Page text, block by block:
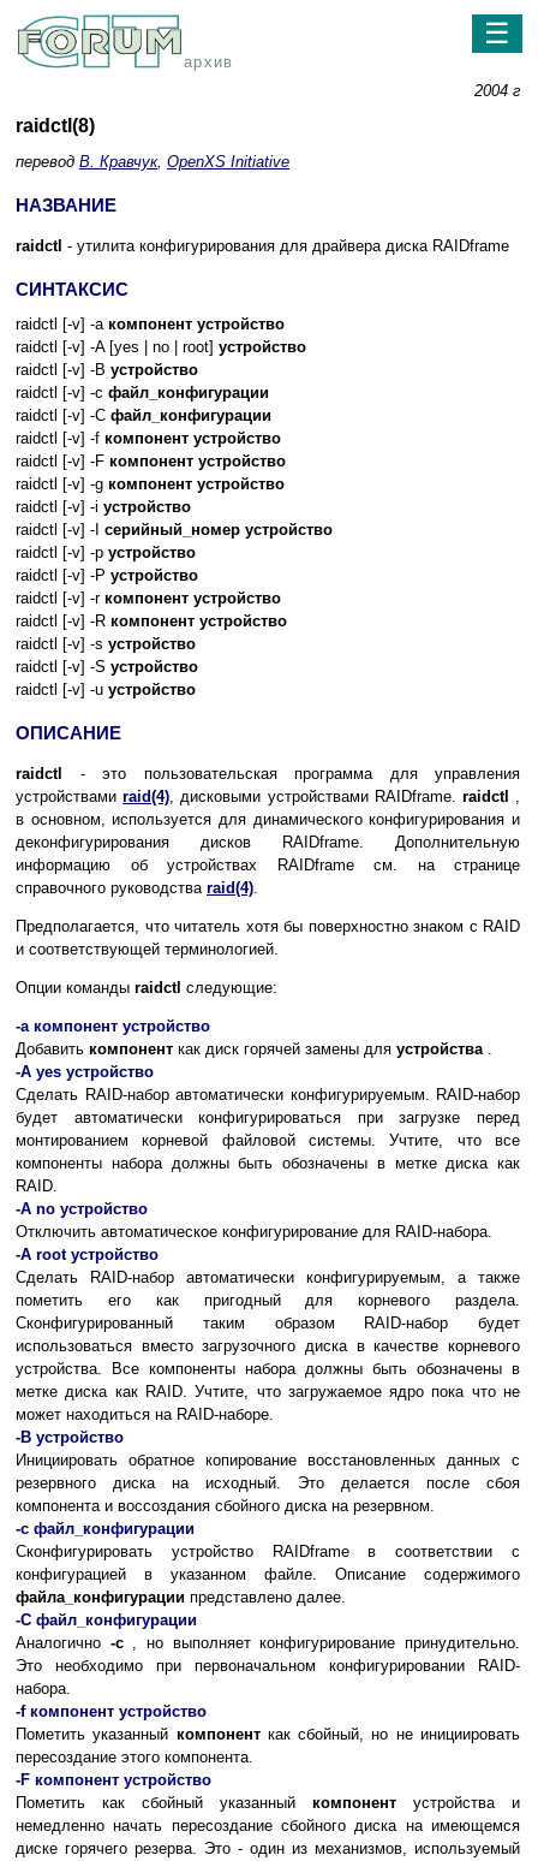
архив
☰
2004 г
raidctl(8)
перевод В. Кравчук, OpenXS Initiative
НАЗВАНИЕ
raidctl - утилита конфигурирования для драйвера диска RAIDframe
СИНТАКСИС
raidctl [-v] -a компонент устройство
raidctl [-v] -A [yes | no | root] устройство
raidctl [-v] -B устройство
raidctl [-v] -c файл_конфигурации
raidctl [-v] -C файл_конфигурации
raidctl [-v] -f компонент устройство
raidctl [-v] -F компонент устройство
raidctl [-v] -g компонент устройство
raidctl [-v] -i устройство
raidctl [-v] -I серийный_номер устройство
raidctl [-v] -p устройство
raidctl [-v] -P устройство
raidctl [-v] -r компонент устройство
raidctl [-v] -R компонент устройство
raidctl [-v] -s устройство
raidctl [-v] -S устройство
raidctl [-v] -u устройство
ОПИСАНИЕ
raidctl - это пользовательская программа для управления
устройствамиraid(4), дисковыми устройствами RAIDframe. raidctl ,
в основном, используется для динамического конфигурирования и
деконфигурирования дисков RAIDframe. Дополнительную
информацию об устройствах RAIDframe см. на странице
справочного руководства raid(4).
Предполагается, что читатель хотя бы поверхностно знаком с RAID
и соответствующей терминологией.
Опции команды raidctl следующие:
-a компонент устройство
Добавить компонент как диск горячей замены для устройства .
-A yes устройство
Сделать RAID-набор автоматически конфигурируемым. RAID-набор
будет автоматически конфигурироваться при загрузке перед
монтированием корневой файловой системы. Учтите, что все
компоненты набора должны быть обозначены в метке диска как
RAID.
-A no устройство
Отключить автоматическое конфигурирование для RAID-набора.
-A root устройство
Сделать RAID-набор автоматически конфигурируемым, а также
пометить его как пригодный для корневого раздела.
Сконфигурированный таким образом RAID-набор будет
использоваться вместо загрузочного диска в качестве корневого
устройства. Все компоненты набора должны быть обозначены в
метке диска как RAID. Учтите, что загружаемое ядро пока что не
может находиться на RAID-наборе.
-B устройство
Инициировать обратное копирование восстановленных данных с
резервного диска на исходный. Это делается после сбоя
компонента и воссоздания сбойного диска на резервном.
-c файл_конфигурации
Сконфигурировать устройство RAIDframe в соответствии с
конфигурацией в указанном файле. Описание содержимого
файла_конфигурации представлено далее.
-C файл_конфигурации
Аналогично -c , но выполняет конфигурирование принудительно.
Это необходимо при первоначальном конфигурировании RAID-
набора.
-f компонент устройство
Пометить указанный компонент как сбойный, но не инициировать
пересоздание этого компонента.
-F компонент устройство
Пометить как сбойный указанный компонент устройства и
немедленно начать пересоздание сбойного диска на имеющемся
диске горячего резерва. Это - один из механизмов, используемый